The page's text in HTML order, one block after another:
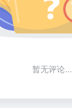
暂无评论...